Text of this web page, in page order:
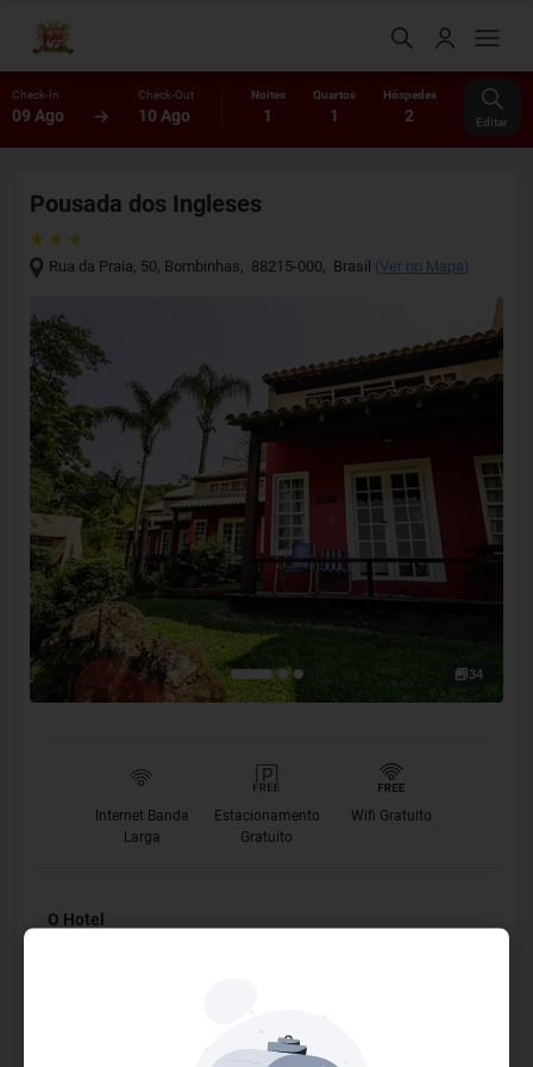
Check-In
09 Ago
Check-Out
10 Ago
Noites
1
Quartos
1
Hóspedes
2 Editar
Pousada dos Ingleses
Rua da Praia, 50, Bombinhas, 88215-000, Brasil (Ver no Mapa)
34
Internet Banda
Larga
Estacionamento
Gratuito
Wifi Gratuito
O Hotel
aconchegantes, sendo um excelente local para quem está